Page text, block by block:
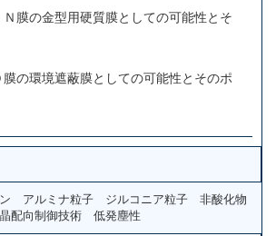
の金型用硬質膜としての可能性とそ
環境遮蔽膜としての可能性とそのポ
ン アルミナ粒子 ジルコニア粒子 非酸化物
配向制御技術 低発塵性